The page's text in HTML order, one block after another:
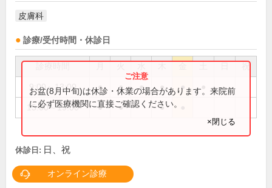
皮膚科
診療/受付時間・休診日
祝
9:00～13:00 ● ● ● ● ●
15:00～19:00 ● ● ●
お盆(8月中旬)は休診・休業の場合があります。来院前
に必ず医療機関に直接ご確認ください。
×閉じる
休診日: 日、祝
オンライン診療